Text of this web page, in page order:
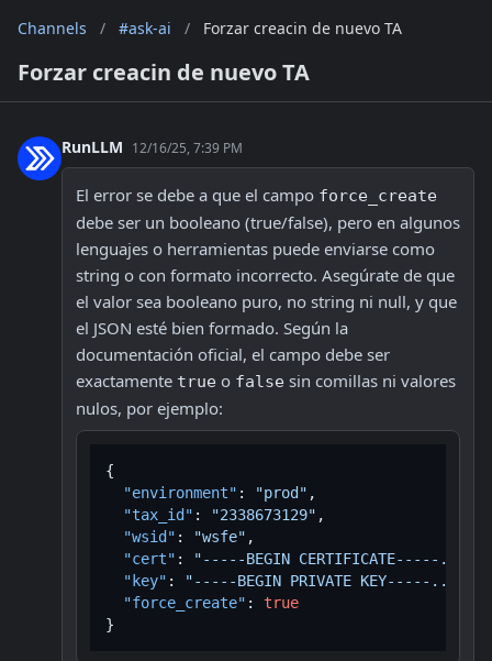
Channels / #ask-ai / Forzar creacin de nuevo TA
Forzar creacin de nuevo TA
RunLLM 12/16/25, 7:39 PM
El error se debe a que el campo force_create
debe ser un booleano (true/false), pero en algunos
lenguajes o herramientas puede enviarse como
string o con formato incorrecto. Asegúrate de que
el valor sea booleano puro, no string ni null, y que
el JSON esté bien formado. Según la
documentación oficial, el campo debe ser
exactamente true o false sin comillas ni valores
nulos, por ejemplo:
{
"environment" : "prod" ,
"tax_id" : "2338673129" ,
"wsid" : "wsfe" ,
"cert" : "-----BEGIN CERTIFICATE-----..."
"key" : "-----BEGIN PRIVATE KEY-----..."
"force_create" :
true
}